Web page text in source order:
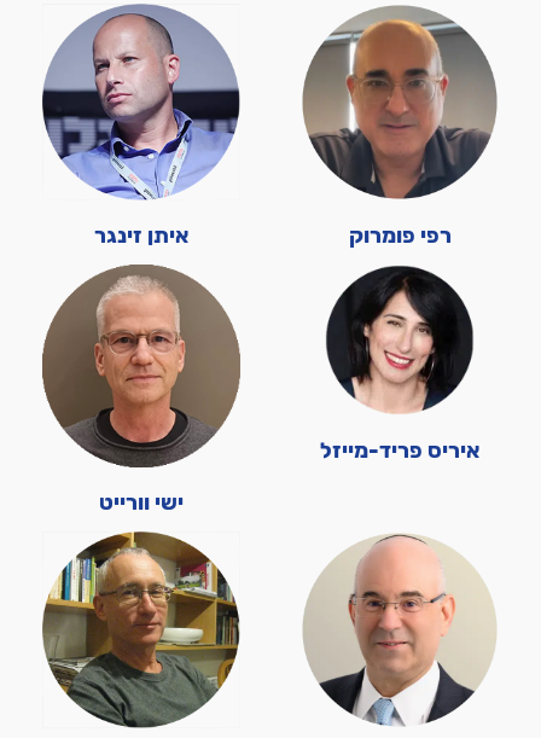
רפי פומרוק איתן זינגר
איריס פריד-מייזל
ישי וורייט